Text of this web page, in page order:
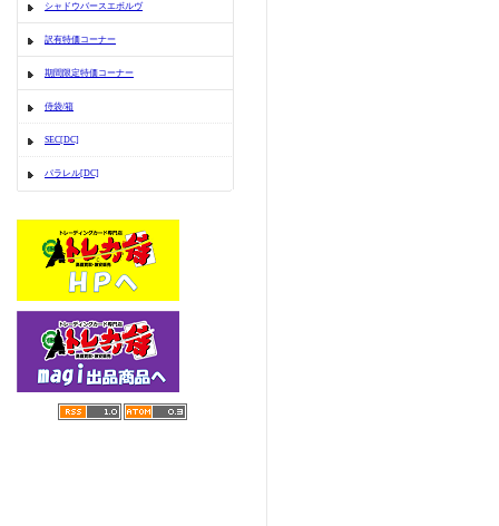
シャドウバースエボルヴ
訳有特価コーナー
期間限定特価コーナー
侍袋/箱
SEC[DC]
パラレル[DC]